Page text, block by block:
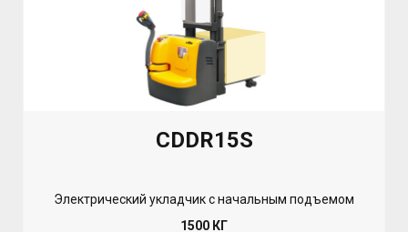
CDDR15S
Электрический укладчик с начальным подъемом
1500 КГ